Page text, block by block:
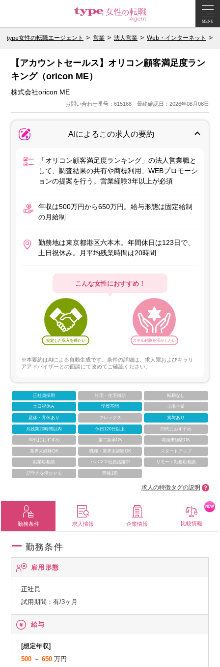
MENU
type女性の転職エージェント 営業 法人営業 Web・インターネット
【アカウントセールス】オリコン顧客満足度ラン
キング（oricon ME）
株式会社oricon ME
お問い合わせ番号：615168 最終確認日：2026年08月08日
AIによるこの求人の要約
「オリコン顧客満足度ランキング」の法人営業職と
して、調査結果の共有や商標利用、WEBプロモーシ
ョンの提案を行う。営業経験3年以上が必須
年収は500万円から650万円。給与形態は固定給制
の月給制
勤務地は東京都港区六本木。年間休日は123日で、
土日祝休み。月平均残業時間は20時間
こんな女性におすすめ！
安定した収入を得たい スキル経験を活かしたい
※本要約はAIによる自動生成です。条件の詳細は、求人票およびキャリ
アアドバイザーとの面談にて改めてご確認ください。
正社員採用 社宅・住宅補助 転勤なし
土日祝休み 学歴不問 上場企業
産休・育休あり フレックス 賞与あり
月残業20時間以内 休日120日以上 20代におすすめ
30代におすすめ 第二新卒OK 職種未経験OK
業界未経験OK 職種・業界未経験OK スタートアップ
副業応相談 パパママ社員活躍中 リモート勤務応相談
語学力を活かせる 面接1回
求人の特徴タグの説明
勤務条件 求人情報 企業情報 比較情報
NEW
勤務条件
雇用形態
正社員
試用期間：有/3ヶ月
給与
[想定年収]
500 ～650 万円